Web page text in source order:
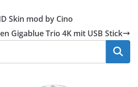
Skin mod by Cino
Gigablue Trio 4K mit USB Stick